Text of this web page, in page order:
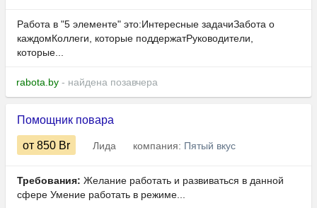
Работа в "5 элементе" это:Интересные задачиЗабота о
каждомКоллеги, которые поддержатРуководители,
которые...
rabota.by - найдена позавчера
Помощник повара
от 850 Br Лида компания: Пятый вкус
Требования: Желание работать и развиваться в данной
сфере Умение работать в режиме...